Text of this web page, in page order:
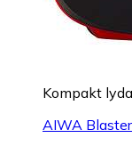
Kompakt
AIWA